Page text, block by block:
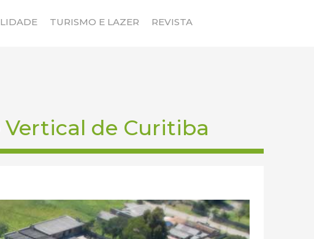
TURISMO E LAZER REVISTA
de Curitiba